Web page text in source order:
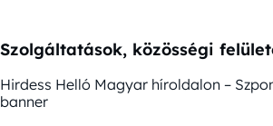
Szolgáltatások, közösségi
Hirdess Helló Magyar híroldalon –
banner